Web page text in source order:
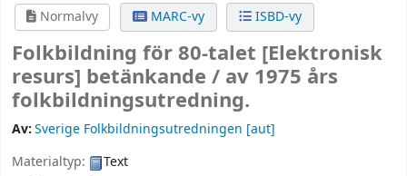
Normalvy
MARC-vy ISBD-vy
Folkbildning för 80-talet [Elektronisk
resurs] betänkande / av 1975 års
folkbildningsutredning.
Av:Sverige Folkbildningsutredningen [aut]
Materialtyp:
Text